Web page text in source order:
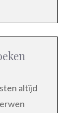
altijd